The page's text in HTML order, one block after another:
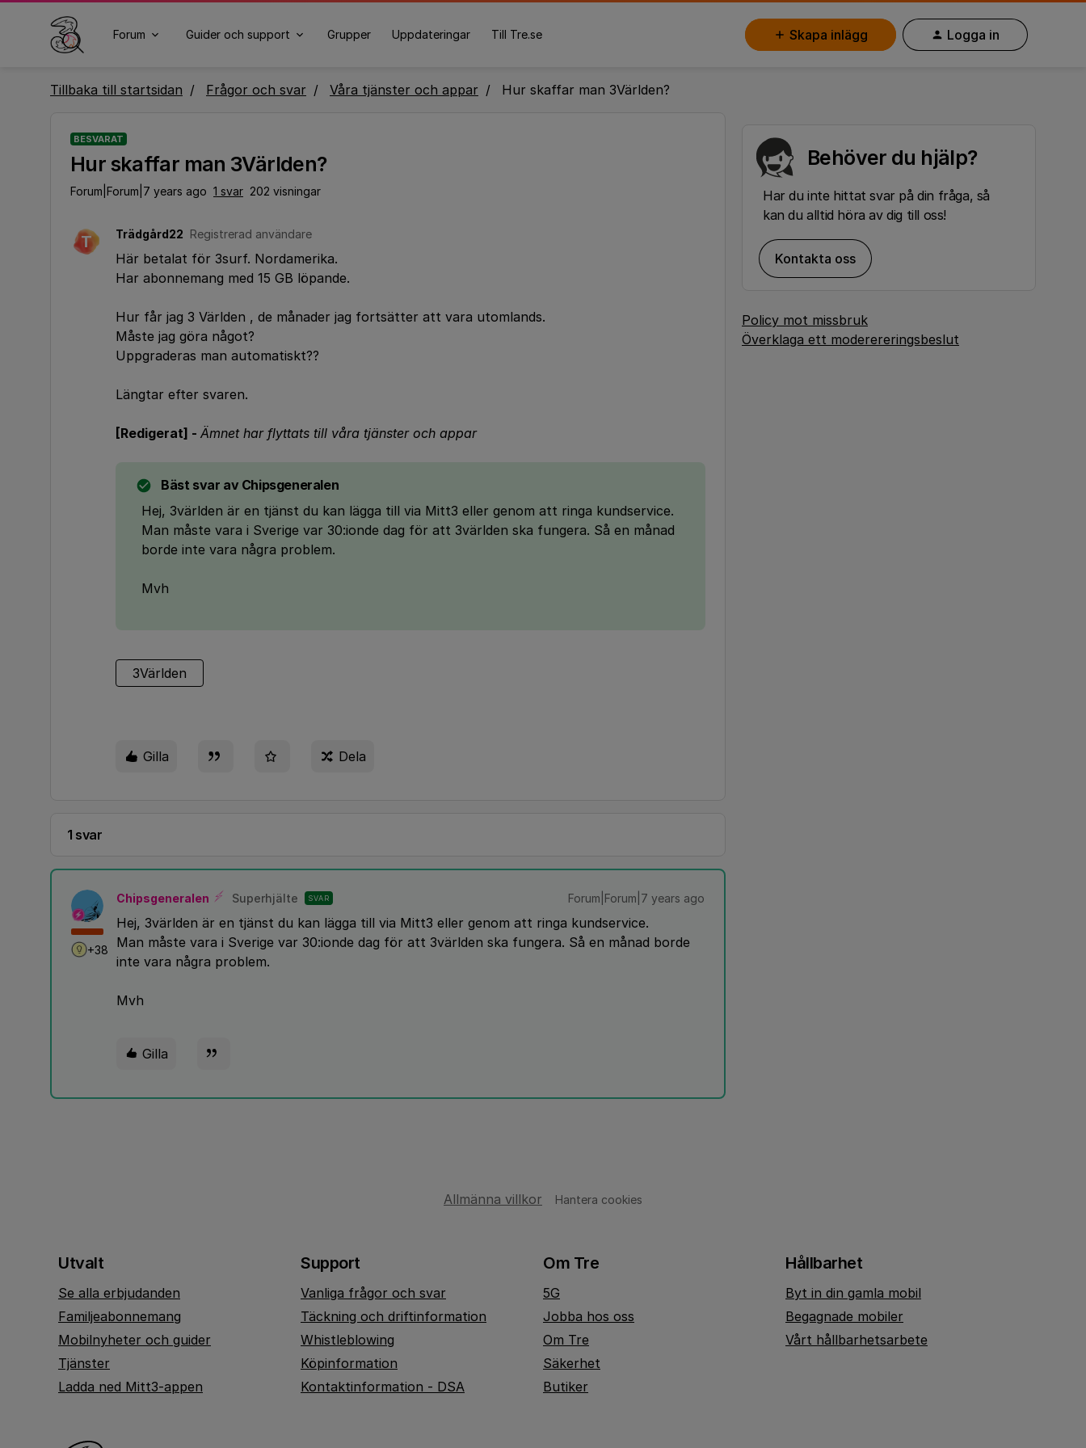
Forum Guider och support Grupper Uppdateringar Till Tre.se Skapa inlägg Logga in
Tillbaka till startsidan Frågor och svar Våra tjänster och appar Hur skaffar man 3Världen?
BESVARAT
Hur skaffar man 3Världen?
Forum|Forum|7 years ago 1 svar 202 visningar
T Trädgård22 Registrerad användare
Här betalat för 3surf. Nordamerika.
Har abonnemang med 15 GB löpande.
Hur får jag 3 Världen , de månader jag fortsätter att vara utomlands.
Måste jag göra något?
Uppgraderas man automatiskt??
Längtar efter svaren.
[Redigerat] - Ämnet har flyttats till våra tjänster och appar
Bäst svar av Chipsgeneralen
Hej, 3världen är en tjänst du kan lägga till via Mitt3 eller genom att ringa kundservice.
Man måste vara i Sverige var 30:ionde dag för att 3världen ska fungera. Så en månad
borde inte vara några problem.
Mvh
3Världen
Gilla Dela
1 svar
+38
Chipsgeneralen Superhjälte SVAR Forum|Forum|7 years ago
Hej, 3världen är en tjänst du kan lägga till via Mitt3 eller genom att ringa kundservice.
Man måste vara i Sverige var 30:ionde dag för att 3världen ska fungera. Så en månad borde
inte vara några problem.
Mvh
Gilla
Behöver du hjälp?
Har du inte hittat svar på din fråga, så
kan du alltid höra av dig till oss!
Kontakta oss
Policy mot missbruk
Överklaga ett moderereringsbeslut
Allmänna villkor Hantera cookies
Utvalt
Se alla erbjudanden
Familjeabonnemang
Mobilnyheter och guider
Tjänster
Ladda ned Mitt3-appen
Support
Vanliga frågor och svar
Täckning och driftinformation
Whistleblowing
Köpinformation
Kontaktinformation - DSA
Om Tre
5G
Jobba hos oss
Om Tre
Säkerhet
Butiker
Hållbarhet
Byt in din gamla mobil
Begagnade mobiler
Vårt hållbarhetsarbete